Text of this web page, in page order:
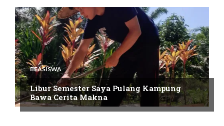
BEASISWA
Libur Semester Saya Pulang Kampung
Bawa Cerita Makna